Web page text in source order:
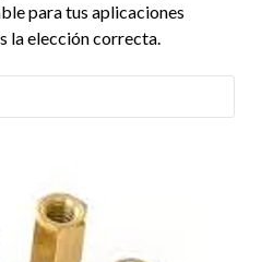
para tus aplicaciones
la elección correcta.